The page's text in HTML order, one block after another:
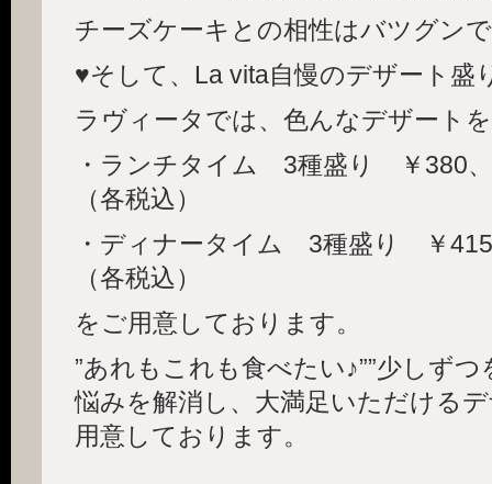
チーズケーキとの相性はバツグン
♥そして、La vita自慢のデザート盛
ラヴィータでは、色んなデザート
・ランチタイム 3種盛り ￥
（各税込）
・ディナータイム 3種盛り ￥
（各税込）
をご用意しております。
”あれもこれも食べたい♪””少しず
悩みを解消し、大満足いただける
用意しております。